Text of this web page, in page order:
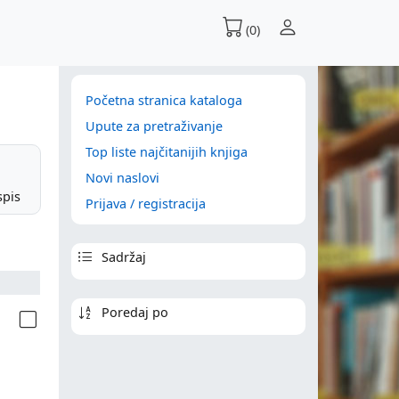
(0)
Početna stranica kataloga
Upute za pretraživanje
Top liste najčitanijih knjiga
Novi naslovi
Prijava / registracija
Sadržaj
Poredaj po